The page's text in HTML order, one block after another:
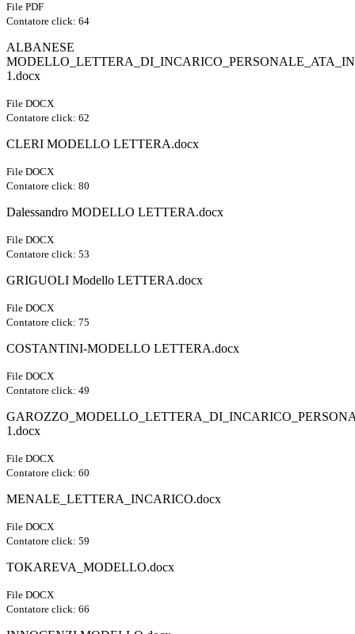
File PDF
Contatore click: 64
ALBANESE
1.docx
File DOCX
Contatore click: 62
CLERI MODELLO LETTERA.docx
File DOCX
Contatore click: 80
Dalessandro MODELLO LETTERA.docx
File DOCX
Contatore click: 53
GRIGUOLI Modello LETTERA.docx
File DOCX
Contatore click: 75
COSTANTINI-MODELLO LETTERA.docx
File DOCX
Contatore click: 49
1.docx
File DOCX
Contatore click: 60
MENALE_LETTERA_INCARICO.docx
File DOCX
Contatore click: 59
TOKAREVA_MODELLO.docx
File DOCX
Contatore click: 66